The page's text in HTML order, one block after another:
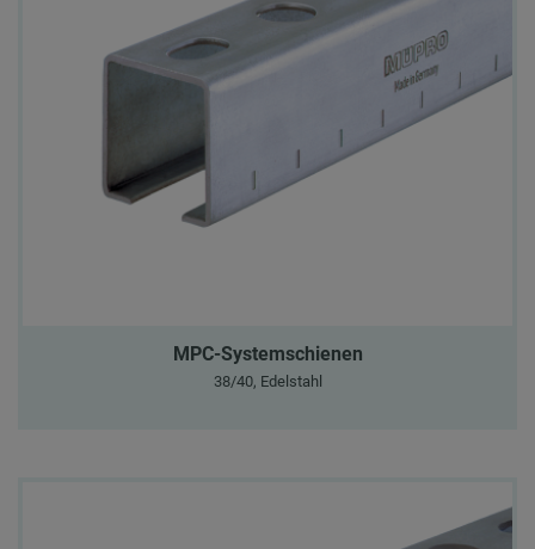
MPC-Systemschienen
38/40, Edelstahl